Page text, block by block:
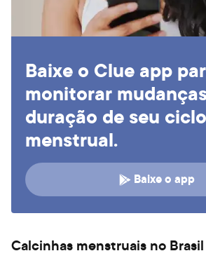
Baixe o Clue app
monitorar
duração de seu ciclo
menstrual.
Baixe o app
Calcinhas menstruais no